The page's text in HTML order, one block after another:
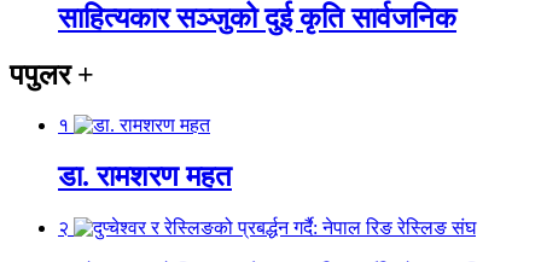
साहित्यकार सञ्जुको दुई कृति सार्वजनिक
पपुलर+
१
डा. रामशरण महत
२